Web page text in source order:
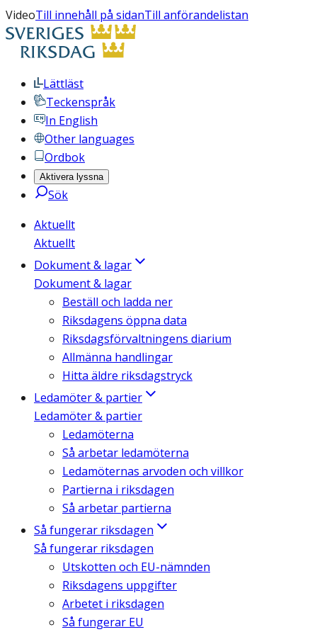
VideoTill innehåll på sidanTill anförandelistan
Lättläst
Teckenspråk
In English
Other languages
Ordbok
Aktivera lyssna
Sök
Aktuellt
Aktuellt
Dokument & lagar
Dokument & lagar
Beställ och ladda ner
Riksdagens öppna data
Riksdagsförvaltningens diarium
Allmänna handlingar
Hitta äldre riksdagstryck
Ledamöter & partier
Ledamöter & partier
Ledamöterna
Så arbetar ledamöterna
Ledamöternas arvoden och villkor
Partierna i riksdagen
Så arbetar partierna
Så fungerar riksdagen
Så fungerar riksdagen
Utskotten och EU-nämnden
Riksdagens uppgifter
Arbetet i riksdagen
Så fungerar EU